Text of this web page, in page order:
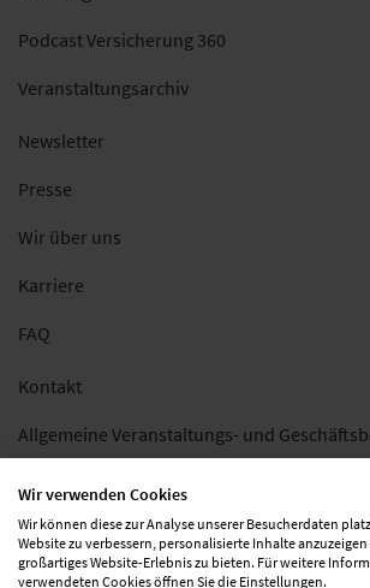
Podcast Versicherung 360
Veranstaltungsarchiv
Newsletter
Presse
Wir über uns
Karriere
FAQ
Kontakt
Allgemeine Veranstaltungs- und
Impressum
Datenschutz
Wir verwenden Cookies
Wir können diese zur Analyse unserer Besucherdaten
Website zu verbessern, personalisierte Inhalte
großartiges Website-Erlebnis zu bieten. Für weitere
verwendeten Cookies öffnen Sie die Einstellungen.